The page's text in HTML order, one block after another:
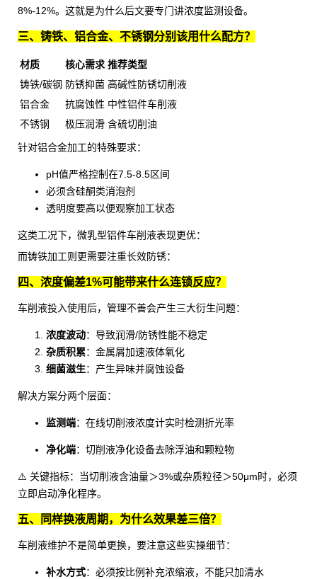
8%-12%。这就是为什么后文要专门讲浓度监测设备。
三、铸铁、铝合金、不锈钢分别该用什么配方？
材质 核心需求 推荐类型
铸铁/碳钢 防锈抑菌 高碱性防锈切削液
铝合金
抗腐蚀性 中性铝件车削液
不锈钢
极压润滑 含硫切削油
针对铝合金加工的特殊要求：
pH值严格控制在7.5-8.5区间
必须含硅酮类消泡剂
透明度要高以便观察加工状态
这类工况下，微乳型铝件车削液表现更优：
而铸铁加工则更需要注重长效防锈：
四、浓度偏差1%可能带来什么连锁反应？
车削液投入使用后，管理不善会产生三大衍生问题：
浓度波动：导致润滑/防锈性能不稳定
杂质积累：金属屑加速液体氧化
细菌滋生：产生异味并腐蚀设备
解决方案分两个层面：
监测端： 在线切削液浓度计实时检测折光率
净化端： 切削液净化设备去除浮油和颗粒物
⚠️ 关键指标：当切削液含油量＞3%或杂质粒径＞50μm时，必须
立即启动净化程序。
五、同样换液周期，为什么效果差三倍？
车削液维护不是简单更换，要注意这些实操细节：
补水方式：必须按比例补充浓缩液，不能只加清水